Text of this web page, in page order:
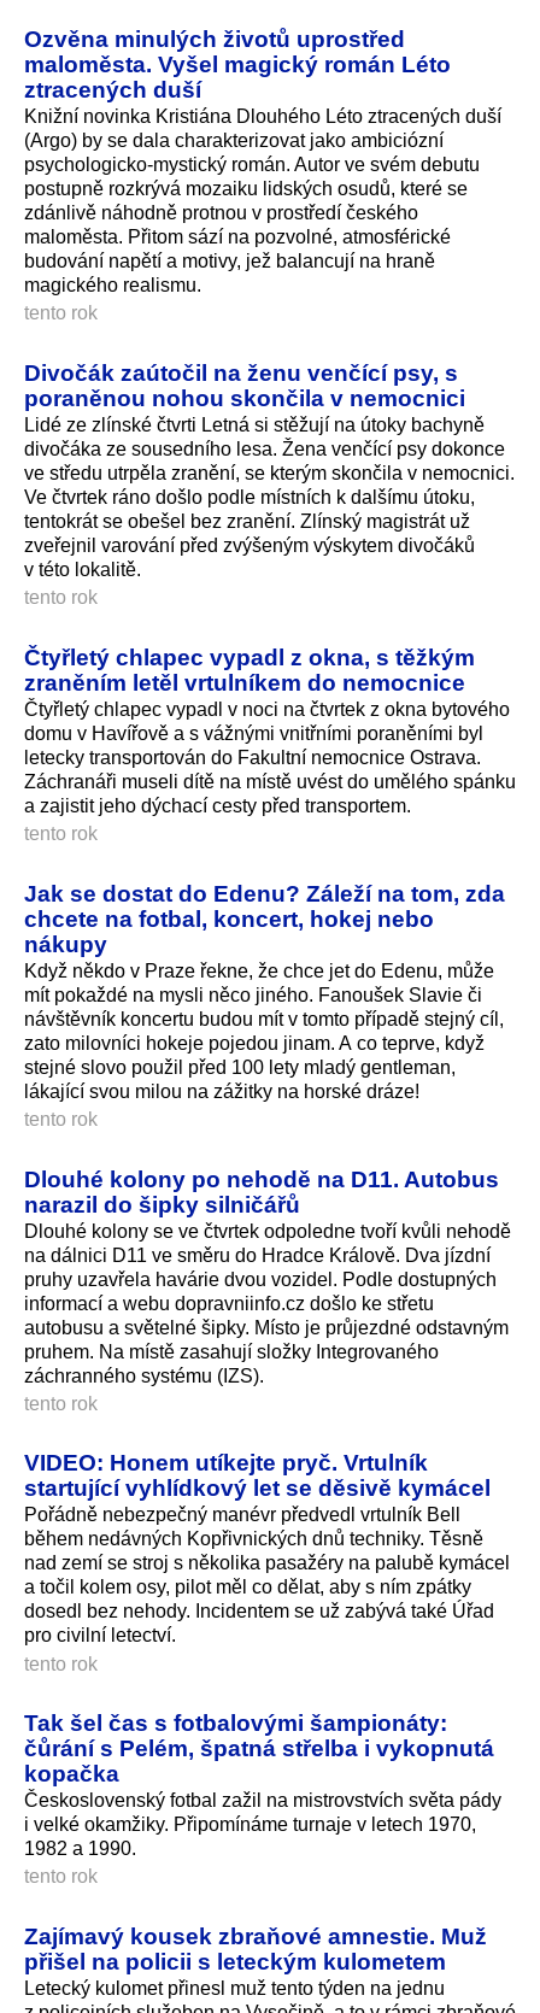
Ozvěna minulých životů uprostřed
maloměsta. Vyšel magický román Léto
ztracených duší
Knižní novinka Kristiána Dlouhého Léto ztracených duší
(Argo) by se dala charakterizovat jako ambiciózní
psychologicko-mystický román. Autor ve svém debutu
postupně rozkrývá mozaiku lidských osudů, které se
zdánlivě náhodně protnou v prostředí českého
maloměsta. Přitom sází na pozvolné, atmosférické
budování napětí a motivy, jež balancují na hraně
magického realismu.
tento rok
Divočák zaútočil na ženu venčící psy, s
poraněnou nohou skončila v nemocnici
Lidé ze zlínské čtvrti Letná si stěžují na útoky bachyně
divočáka ze sousedního lesa. Žena venčící psy dokonce
ve středu utrpěla zranění, se kterým skončila v nemocnici.
Ve čtvrtek ráno došlo podle místních k dalšímu útoku,
tentokrát se obešel bez zranění. Zlínský magistrát už
zveřejnil varování před zvýšeným výskytem divočáků
v této lokalitě.
tento rok
Čtyřletý chlapec vypadl z okna, s těžkým
zraněním letěl vrtulníkem do nemocnice
Čtyřletý chlapec vypadl v noci na čtvrtek z okna bytového
domu v Havířově a s vážnými vnitřními poraněními byl
letecky transportován do Fakultní nemocnice Ostrava.
Záchranáři museli dítě na místě uvést do umělého spánku
a zajistit jeho dýchací cesty před transportem.
tento rok
Jak se dostat do Edenu? Záleží na tom, zda
chcete na fotbal, koncert, hokej nebo
nákupy
Když někdo v Praze řekne, že chce jet do Edenu, může
mít pokaždé na mysli něco jiného. Fanoušek Slavie či
návštěvník koncertu budou mít v tomto případě stejný cíl,
zato milovníci hokeje pojedou jinam. A co teprve, když
stejné slovo použil před 100 lety mladý gentleman,
lákající svou milou na zážitky na horské dráze!
tento rok
Dlouhé kolony po nehodě na D11. Autobus
narazil do šipky silničářů
Dlouhé kolony se ve čtvrtek odpoledne tvoří kvůli nehodě
na dálnici D11 ve směru do Hradce Králově. Dva jízdní
pruhy uzavřela havárie dvou vozidel. Podle dostupných
informací a webu dopravniinfo.cz došlo ke střetu
autobusu a světelné šipky. Místo je průjezdné odstavným
pruhem. Na místě zasahují složky Integrovaného
záchranného systému (IZS).
tento rok
VIDEO: Honem utíkejte pryč. Vrtulník
startující vyhlídkový let se děsivě kymácel
Pořádně nebezpečný manévr předvedl vrtulník Bell
během nedávných Kopřivnických dnů techniky. Těsně
nad zemí se stroj s několika pasažéry na palubě kymácel
a točil kolem osy, pilot měl co dělat, aby s ním zpátky
dosedl bez nehody. Incidentem se už zabývá také Úřad
pro civilní letectví.
tento rok
Tak šel čas s fotbalovými šampionáty:
čůrání s Pelém, špatná střelba i vykopnutá
kopačka
Československý fotbal zažil na mistrovstvích světa pády
i velké okamžiky. Připomínáme turnaje v letech 1970,
1982 a 1990.
tento rok
Zajímavý kousek zbraňové amnestie. Muž
přišel na policii s leteckým kulometem
Letecký kulomet přinesl muž tento týden na jednu